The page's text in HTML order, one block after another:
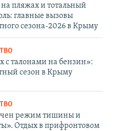
пляжах и тотальный
главные вызовы
сезона-2026 в Крыму
с талонами на бензин»:
сезон в Крыму
режим тишины и
Отдых в прифронтовом